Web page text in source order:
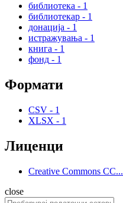
библиотека - 1
библиотекар - 1
донација - 1
истражувања - 1
книга - 1
фонд - 1
Формати
CSV - 1
XLSX - 1
Лиценци
Creative Commons CC...
close